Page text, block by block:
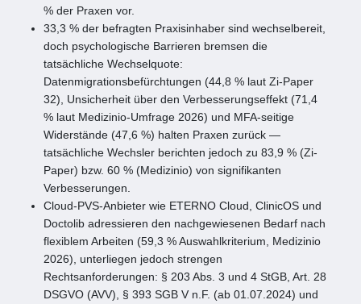
% der Praxen vor.
33,3 % der befragten Praxisinhaber sind wechselbereit,
doch psychologische Barrieren bremsen die
tatsächliche Wechselquote:
Datenmigrationsbefürchtungen (44,8 % laut Zi-Paper
32), Unsicherheit über den Verbesserungseffekt (71,4
% laut Medizinio-Umfrage 2026) und MFA-seitige
Widerstände (47,6 %) halten Praxen zurück —
tatsächliche Wechsler berichten jedoch zu 83,9 % (Zi-
Paper) bzw. 60 % (Medizinio) von signifikanten
Verbesserungen.
Cloud-PVS-Anbieter wie ETERNO Cloud, ClinicOS und
Doctolib adressieren den nachgewiesenen Bedarf nach
flexiblem Arbeiten (59,3 % Auswahlkriterium, Medizinio
2026), unterliegen jedoch strengen
Rechtsanforderungen: § 203 Abs. 3 und 4 StGB, Art. 28
DSGVO (AVV), § 393 SGB V n.F. (ab 01.07.2024) und